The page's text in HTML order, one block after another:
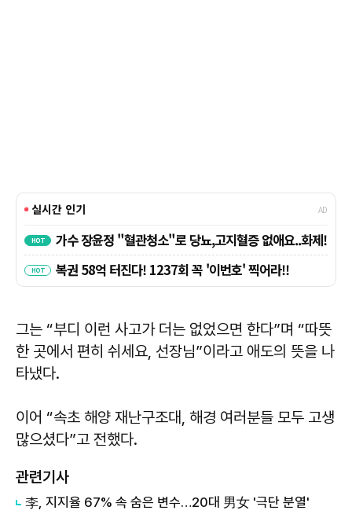
그는 “부디 이런 사고가 더는 없었으면 한다”며 “따뜻
한 곳에서 편히 쉬세요, 선장님”이라고 애도의 뜻을 나
타냈다.
이어 “속초 해양 재난구조대, 해경 여러분들 모두 고생
많으셨다”고 전했다.
관련기사
李, 지지율 67% 속 숨은 변수…20대 男女 '극단 분열'